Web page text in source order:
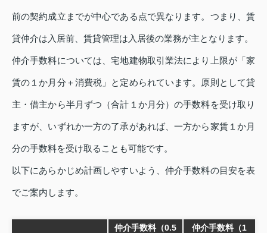
前の契約成立までが中心である点で異なります。つまり、賃
貸仲介は入居前、賃貸管理は入居後の業務が主となります。
仲介手数料については、宅地建物取引業法により上限が「家
賃の１か月分＋消費税」と定められています。原則として貸
主・借主から半月ずつ（合計１か月分）の手数料を受け取り
ますが、いずれか一方の了承があれば、一方から家賃１か月
分の手数料を受け取ることも可能です。
以下にあらかじめ計画しやすいよう、仲介手数料の目安を表
でご案内します。
仲介手数料（0.5
仲介手数料（1